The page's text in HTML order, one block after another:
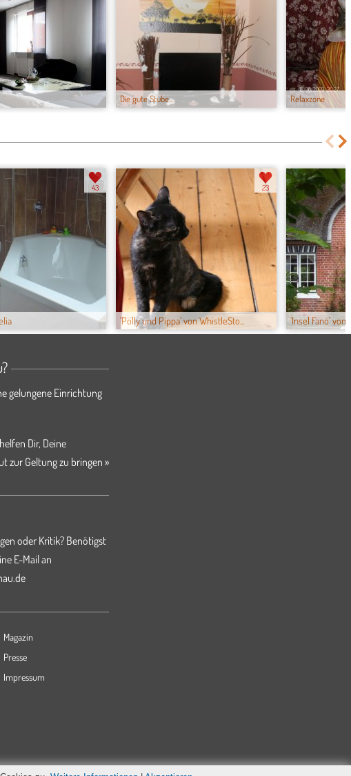
Die gute Stube.... Relaxzone
43
'Polly und Pippa' von WhistleSto...
23
'Insel Fanö' von
gelungene Einrichtung
Dir, Deine
zur Geltung zu bringen »
oder Kritik? Benötigst
E-Mail an
Magazin
Presse
Impressum